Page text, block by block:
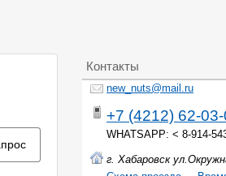
Контакты
new_nuts@mail.ru
+7 (4212) 62-
WHATSAPP: < 8-914-
г. Хабаровск